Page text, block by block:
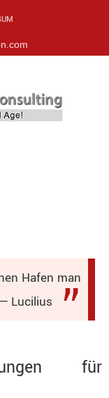
Hafen man
Lucilius
für